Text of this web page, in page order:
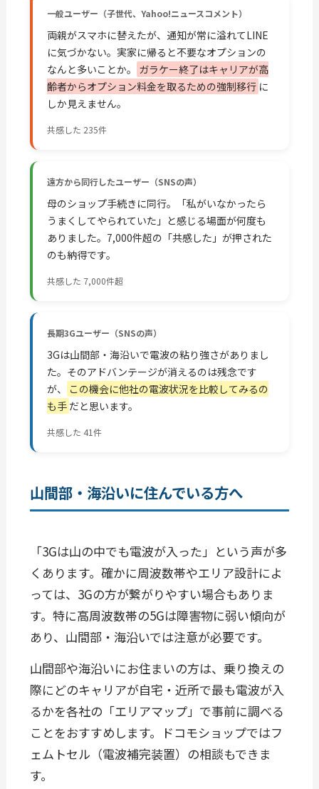
一般ユーザー（子世代、Yahoo!ニュースコメント）
両親がスマホに替えたが、通知が常に溢れてLINE
に気づかない。実家に帰ると不要なオプションの
なんと多いことか。
ガラケー終了はキャリアが高
齢者からオプション料金を取るための強制移行 に
しか見えません。
共感した 235件
遠方から同行したユーザー（SNSの声）
母のショップ手続きに同行。「私がいなかったら
うまくしてやられていた」と感じる場面が何度も
ありました。7,000件超の「共感した」が押された
のも納得です。
共感した 7,000件超
長期3Gユーザー（SNSの声）
3Gは山間部・海沿いで電波の粘り強さがありまし
た。そのアドバンテージが消えるのは残念です
が、
この機会に他社の電波状況を比較してみるの
も手 だと思います。
共感した 41件
山間部・海沿いに住んでいる方へ
「3Gは山の中でも電波が入った」という声が多
くあります。確かに周波数帯やエリア設計によ
っては、3Gの方が繋がりやすい場合もありま
す。特に高周波数帯の5Gは障害物に弱い傾向が
あり、山間部・海沿いでは注意が必要です。
山間部や海沿いにお住まいの方は、乗り換えの
際にどのキャリアが自宅・近所で最も電波が入
るかを各社の「エリアマップ」で事前に調べる
ことをおすすめします。ドコモショップではフ
ェムトセル（電波補完装置）の相談もできま
す。